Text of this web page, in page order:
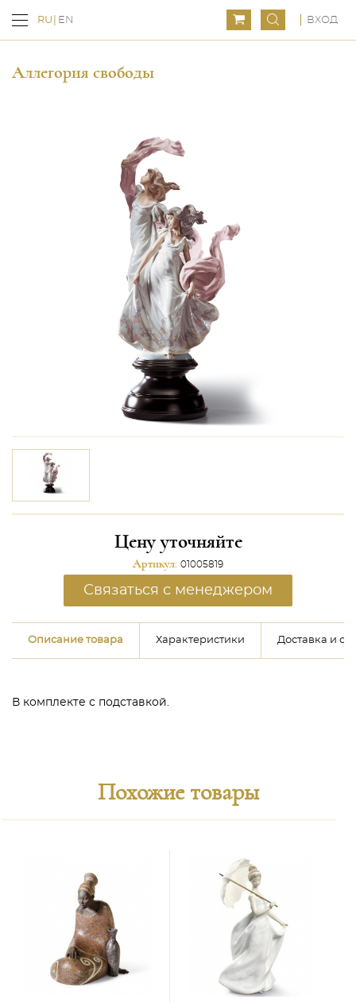
RU EN ВХОД
Аллегория свободы
Цену уточняйте
Артикул: 01005819
Связаться с менеджером
Описание товара Характеристики Доставка и
В комплекте с подставкой.
Похожие товары